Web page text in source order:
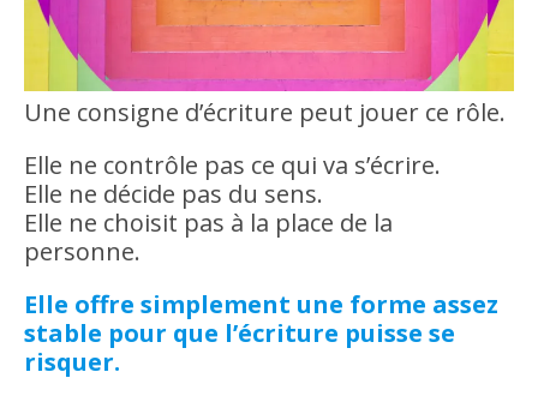
Une consigne d’écriture peut jouer ce rôle.
Elle ne contrôle pas ce qui va s’écrire.
Elle ne décide pas du sens.
Elle ne choisit pas à la place de la
personne.
Elle offre simplement une forme assez
stable pour que l’écriture puisse se
risquer.